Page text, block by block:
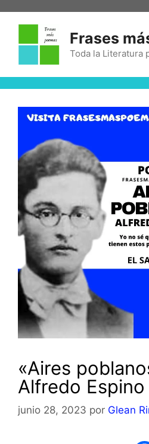
Frases
Toda la Literatura
«Aires
Alfredo Espino
junio 28, 2023 por Glean